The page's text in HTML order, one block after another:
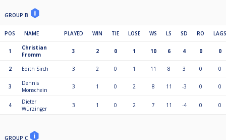
GROUP B
POS NAME PLAYED WIN TIE LOSE WS LS SD RO LAGS
1
Christian
Fromm
3 2 0 1 10 6 4 0 0
2 Edith Sirch 3 2 0 1 11 8 3 0 0
3
Dennis
Monschein
3 1 0 2 8 11 -3 0 0
4
Dieter
Würzinger
3 1 0 2 7 11 -4 0 0
GROUP C